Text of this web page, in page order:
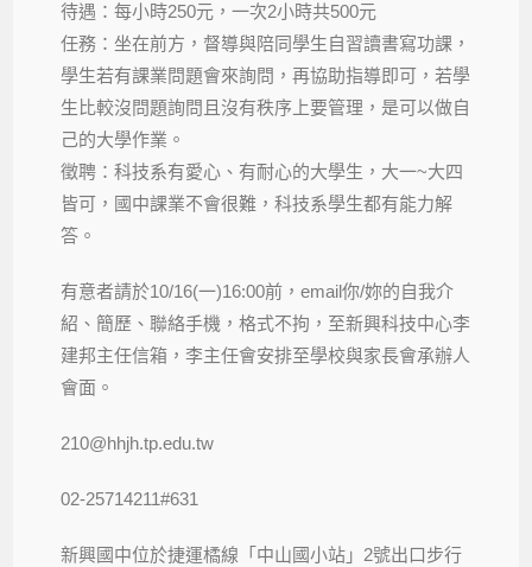
待遇：每小時250元，一次2小時共500元
任務：坐在前方，督導與陪同學生自習讀書寫功課，
學生若有課業問題會來詢問，再協助指導即可，若學
生比較沒問題詢問且沒有秩序上要管理，是可以做自
己的大學作業。
徵聘：科技系有愛心、有耐心的大學生，大一~大四
皆可，國中課業不會很難，科技系學生都有能力解
答。
有意者請於10/16(一)16:00前，email你/妳的自我介
紹、簡歷、聯絡手機，格式不拘，至新興科技中心李
建邦主任信箱，李主任會安排至學校與家長會承辦人
會面。
210@hhjh.tp.edu.tw
02-25714211#631
新興國中位於捷運橘線「中山國小站」2號出口步行